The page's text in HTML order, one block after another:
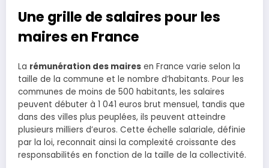
Une grille de salaires pour les
maires en France
La rémunération des maires en France varie selon la
taille de la commune et le nombre d’habitants. Pour les
communes de moins de 500 habitants, les salaires
peuvent débuter à 1 041 euros brut mensuel, tandis que
dans des villes plus peuplées, ils peuvent atteindre
plusieurs milliers d’euros. Cette échelle salariale, définie
par la loi, reconnait ainsi la complexité croissante des
responsabilités en fonction de la taille de la collectivité.